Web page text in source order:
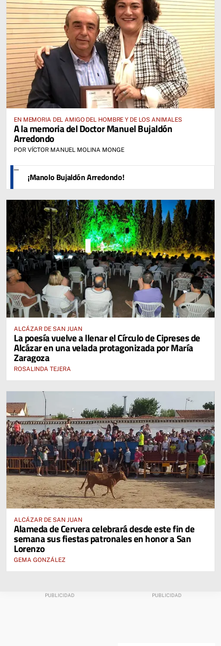
EN MEMORIA DEL AMIGO DEL HOMBRE Y DE LOS ANIMALES
A la memoria del Doctor Manuel Bujaldón
Arredondo
POR VÍCTOR MANUEL MOLINA MONGE
¡Manolo Bujaldón Arredondo!
ALCÁZAR DE SAN JUAN
La poesía vuelve a llenar el Círculo de Cipreses de
Alcázar en una velada protagonizada por María
Zaragoza
ROSALINDA TEJERA
ALCÁZAR DE SAN JUAN
Alameda de Cervera celebrará desde este fin de
semana sus fiestas patronales en honor a San
Lorenzo
GEMA GONZÁLEZ